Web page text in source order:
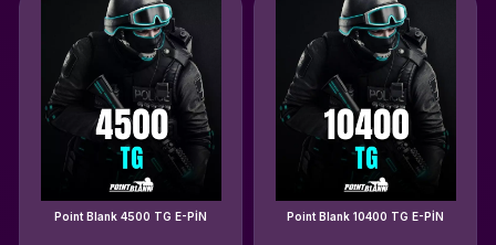
Point Blank 4500 TG E-PİN Point Blank 10400 TG E-PİN